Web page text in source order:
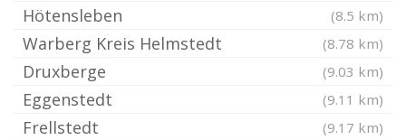
Hötensleben (8.5 km)
Warberg Kreis Helmstedt (8.78 km)
Druxberge (9.03 km)
Eggenstedt (9.11 km)
Frellstedt (9.17 km)